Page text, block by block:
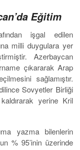
Eğitim
işgal edilen
milli duygulara yer
Azerbaycan
çıkararak Arap
sağlamıştır.
Sovyetler Birliği
yerine Kril
yazma bilenlerin
% 95’inin üzerinde